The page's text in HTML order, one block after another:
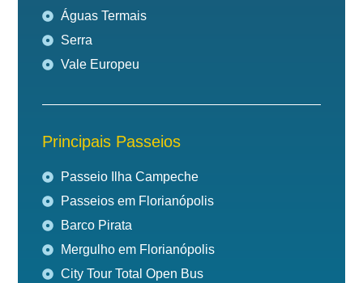
Águas Termais
Serra
Vale Europeu
Principais Passeios
Passeio Ilha Campeche
Passeios em Florianópolis
Barco Pirata
Mergulho em Florianópolis
City Tour Total Open Bus